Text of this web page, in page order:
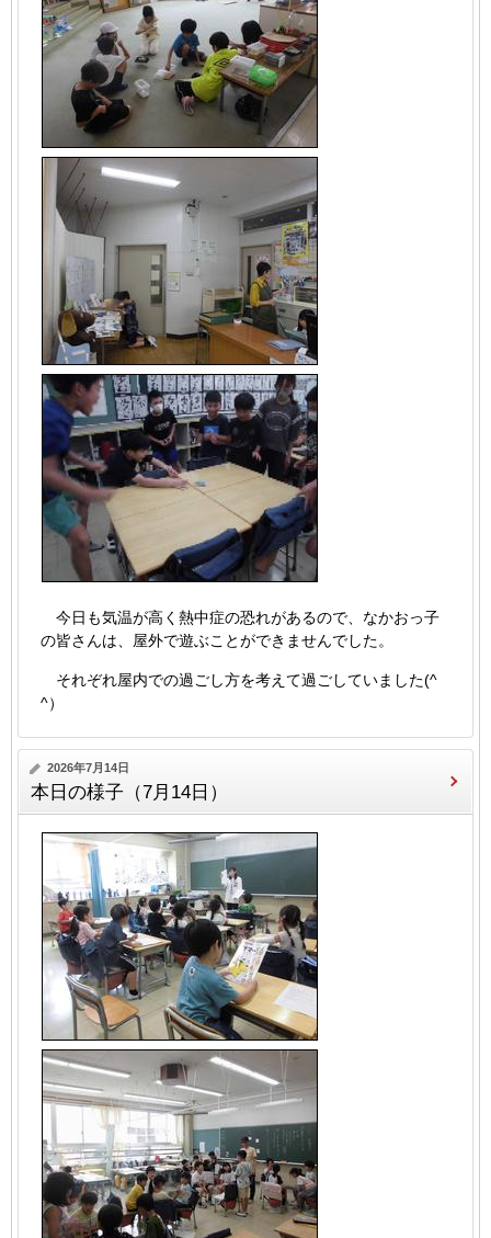
今日も気温が高く熱中症の恐れがあるので、なかおっ子
の皆さんは、屋外で遊ぶことができませんでした。
それぞれ屋内での過ごし方を考えて過ごしていました(^
^）
2026年7月14日
本日の様子（7月14日）